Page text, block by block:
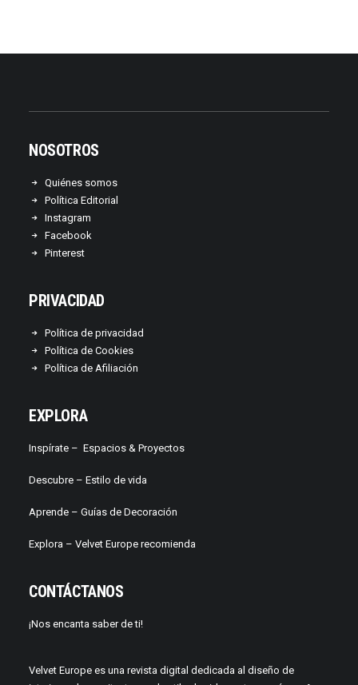
NOSOTROS
Quiénes somos
Política Editorial
Instagram
Facebook
Pinterest
PRIVACIDAD
Política de privacidad
Política de Cookies
Política de Afiliación
EXPLORA
Inspírate – Espacios & Proyectos
Descubre – Estilo de vida
Aprende – Guías de Decoración
Explora – Velvet Europe recomienda
CONTÁCTANOS
¡Nos encanta saber de ti!
Velvet Europe es una revista digital dedicada al diseño de